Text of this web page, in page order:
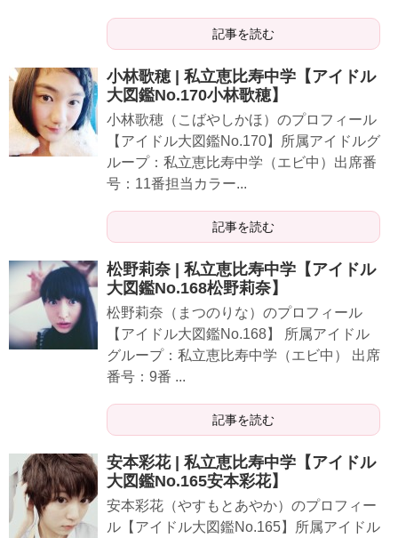
記事を読む
小林歌穂 | 私立恵比寿中学【アイドル
大図鑑No.170小林歌穂】
小林歌穂（こばやしかほ）のプロフィール
【アイドル大図鑑No.170】所属アイドルグ
ループ：私立恵比寿中学（エビ中）出席番
号：11番担当カラー...
記事を読む
松野莉奈 | 私立恵比寿中学【アイドル
大図鑑No.168松野莉奈】
松野莉奈（まつのりな）のプロフィール
【アイドル大図鑑No.168】 所属アイドル
グループ：私立恵比寿中学（エビ中） 出席
番号：9番 ...
記事を読む
安本彩花 | 私立恵比寿中学【アイドル
大図鑑No.165安本彩花】
安本彩花（やすもとあやか）のプロフィー
ル【アイドル大図鑑No.165】所属アイドル